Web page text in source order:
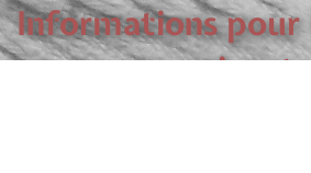
Informations pour
nouveaux arrivants